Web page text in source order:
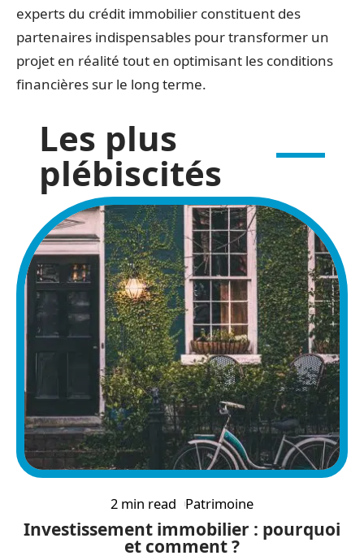
experts du crédit immobilier constituent des
partenaires indispensables pour transformer un
projet en réalité tout en optimisant les conditions
financières sur le long terme.
Les plus
plébiscités
2 min read Patrimoine
Investissement immobilier : pourquoi
et comment ?